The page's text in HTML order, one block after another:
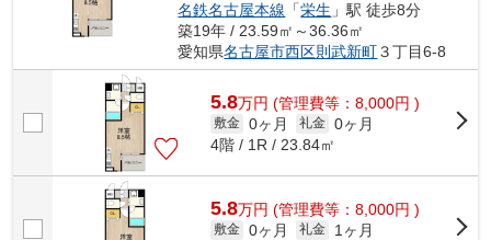
名鉄名古屋本線 「栄生 」駅 徒歩8分
築19年 / 23.59㎡～36.36㎡
愛知県名古屋市西区則武新町３丁目6-8
5.8万円 (管理費等：8,000円 )
敷金 0ヶ月 礼金 0ヶ月
4階 / 1R / 23.84㎡
5.8万円 (管理費等：8,000円 )
敷金 0ヶ月 礼金
1ヶ月